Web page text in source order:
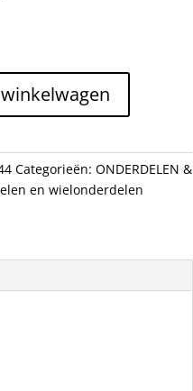
Categorieën:ONDERDELEN &
en wielonderdelen